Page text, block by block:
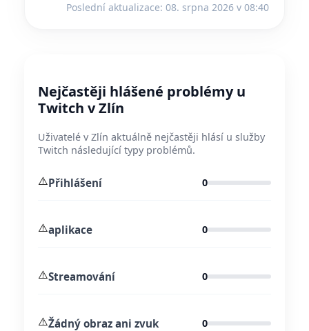
Poslední aktualizace: 08. srpna 2026 v 08:40
Nejčastěji hlášené problémy u
Twitch v Zlín
Uživatelé v Zlín aktuálně nejčastěji hlásí u služby
Twitch následující typy problémů.
⚠️Přihlášení 0
⚠️aplikace 0
⚠️Streamování 0
⚠️Žádný obraz ani zvuk 0